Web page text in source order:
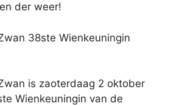
der weer!
38ste Wienkeuningin
is zaoterdaag 2 oktober
Wienkeuningin van de